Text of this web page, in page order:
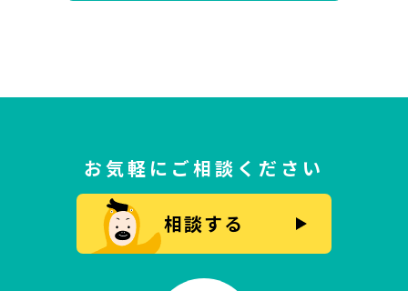
お気軽にご相談ください
相談する